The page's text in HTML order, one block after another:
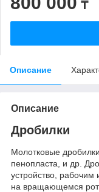
₸
Описание
Описание
Дробилки
Молотковые
пенопласта, и др.
устройство, рабочим
на вращающемся